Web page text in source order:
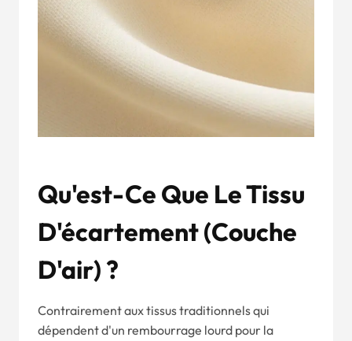
Qu'est-Ce Que Le Tissu
D'écartement (couche
D'air) ?
Contrairement aux tissus traditionnels qui
dépendent d'un rembourrage lourd pour la